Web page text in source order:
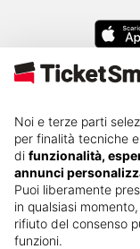
Press kit
Cambio
nominativo
Noi e terze parti
per finalità tecniche
di funzionalità,
annunci
Puoi liberamente
in qualsiasi
rifiuto del consenso
funzioni.